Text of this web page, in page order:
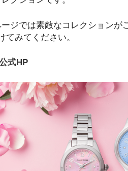
ジでは素敵なコレクションが
てみてください。
式HP